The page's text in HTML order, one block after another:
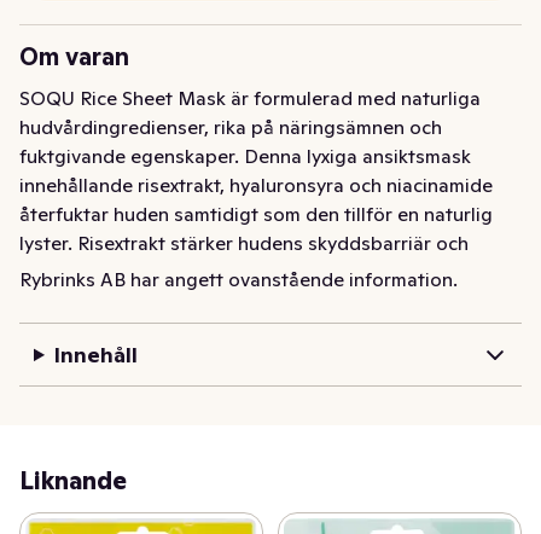
Om varan
SOQU Rice Sheet Mask är formulerad med naturliga
hudvårdingredienser, rika på näringsämnen och
fuktgivande egenskaper. Denna lyxiga ansiktsmask
innehållande risextrakt, hyaluronsyra och niacinamide
återfuktar huden samtidigt som den tillför en naturlig
lyster. Risextrakt stärker hudens skyddsbarriär och
bidrar till att förbättra hudens struktur. Hyaluronsyra
lystergivande. SOQU Rice Sheetmask är ett perfekt
alternativ för dig som önskar ge din hud en
återfuktande och lystergivande boost.
Rybrinks AB har angett ovanstående information.
Innehåll
Liknande